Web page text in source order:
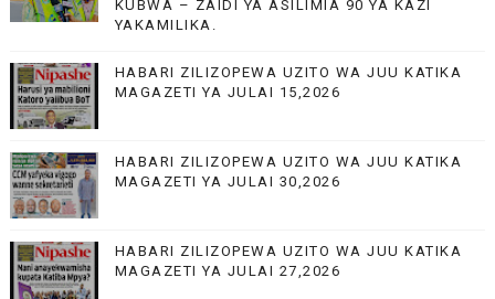
KUBWA – ZAIDI YA ASILIMIA 90 YA KAZI
YAKAMILIKA.
HABARI ZILIZOPEWA UZITO WA JUU KATIKA
MAGAZETI YA JULAI 15,2026
HABARI ZILIZOPEWA UZITO WA JUU KATIKA
MAGAZETI YA JULAI 30,2026
HABARI ZILIZOPEWA UZITO WA JUU KATIKA
MAGAZETI YA JULAI 27,2026